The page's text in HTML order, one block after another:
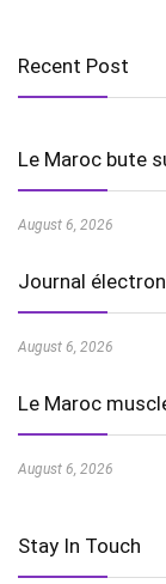
Recent Post
Le Maroc bute
August 6, 2026
Journal
August 6, 2026
Le Maroc
August 6, 2026
Stay In Touch